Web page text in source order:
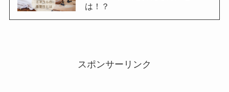
は！？
スポンサーリンク